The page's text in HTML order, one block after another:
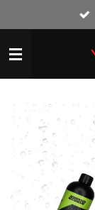
direct
naar
hoofdinhoud